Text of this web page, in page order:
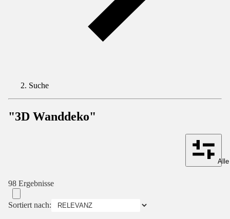
Suche
"3D Wanddeko"
98 Ergebnisse
Sortiert nach: